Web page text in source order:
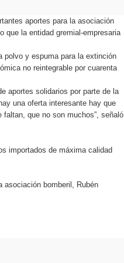
aportes para la asociación
que la entidad gremial-empresaria
polvo y espuma para la extinción
no reintegrable por cuarenta
aportes solidarios por parte de la
una oferta interesante hay que
que no son muchos”, señaló
importados de máxima calidad
asociación bomberil, Rubén